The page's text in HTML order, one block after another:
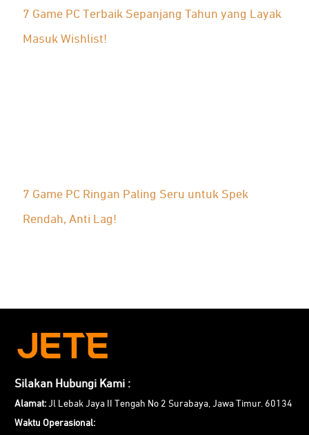
7 Game PC Terbaik Sepanjang Tahun yang Layak
Masuk Wishlist!
7 Game PC Ringan Paling Seru untuk Spek
Rendah, Anti Lag!
Silakan Hubungi Kami :
Alamat: Jl Lebak Jaya II Tengah No 2 Surabaya, Jawa Timur. 60134
Waktu Operasional: